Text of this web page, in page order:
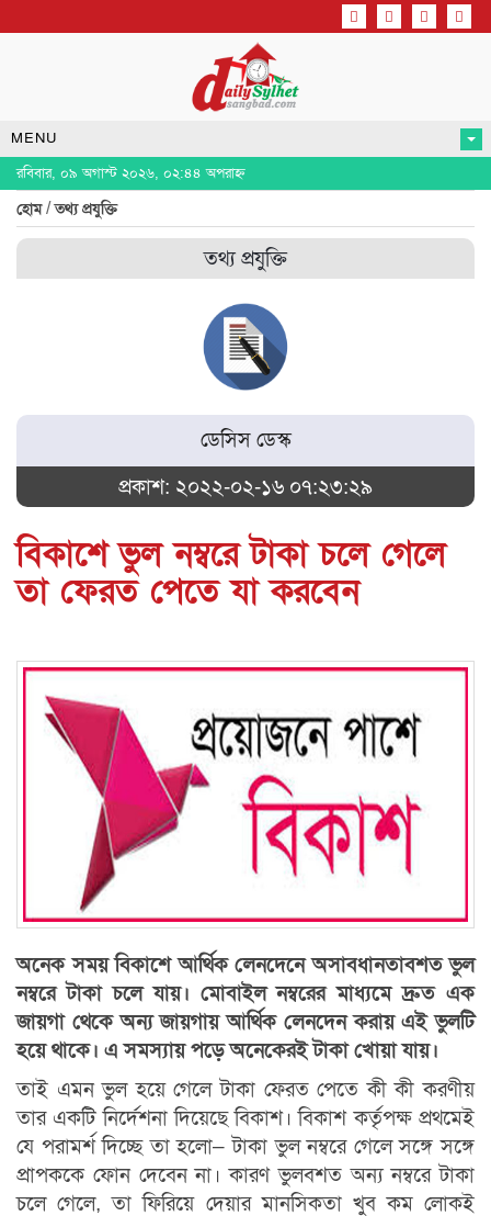
MENU
রবিবার, ০৯ অগাস্ট ২০২৬, ০২:৪৪ অপরাহ্ন
হোম/তথ্য প্রযুক্তি
তথ্য প্রযুক্তি
ডেসিস ডেস্ক
প্রকাশ: ২০২২-০২-১৬ ০৭:২৩:২৯
বিকাশে ভুল নম্বরে টাকা চলে গেলে
তা ফেরত পেতে যা করবেন
অনেক সময় বিকাশে আর্থিক লেনদেনে অসাবধানতাবশত ভুল
নম্বরে টাকা চলে যায়। মোবাইল নম্বরের মাধ্যমে দ্রুত এক
জায়গা থেকে অন্য জায়গায় আর্থিক লেনদেন করায় এই ভুলটি
হয়ে থাকে। এ সমস্যায় পড়ে অনেকেরই টাকা খোয়া যায়।
তাই এমন ভুল হয়ে গেলে টাকা ফেরত পেতে কী কী করণীয়
তার একটি নির্দেশনা দিয়েছে বিকাশ। বিকাশ কর্তৃপক্ষ প্রথমেই
যে পরামর্শ দিচ্ছে তা হলো– টাকা ভুল নম্বরে গেলে সঙ্গে সঙ্গে
প্রাপককে ফোন দেবেন না। কারণ ভুলবশত অন্য নম্বরে টাকা
চলে গেলে, তা ফিরিয়ে দেয়ার মানসিকতা খুব কম লোকই